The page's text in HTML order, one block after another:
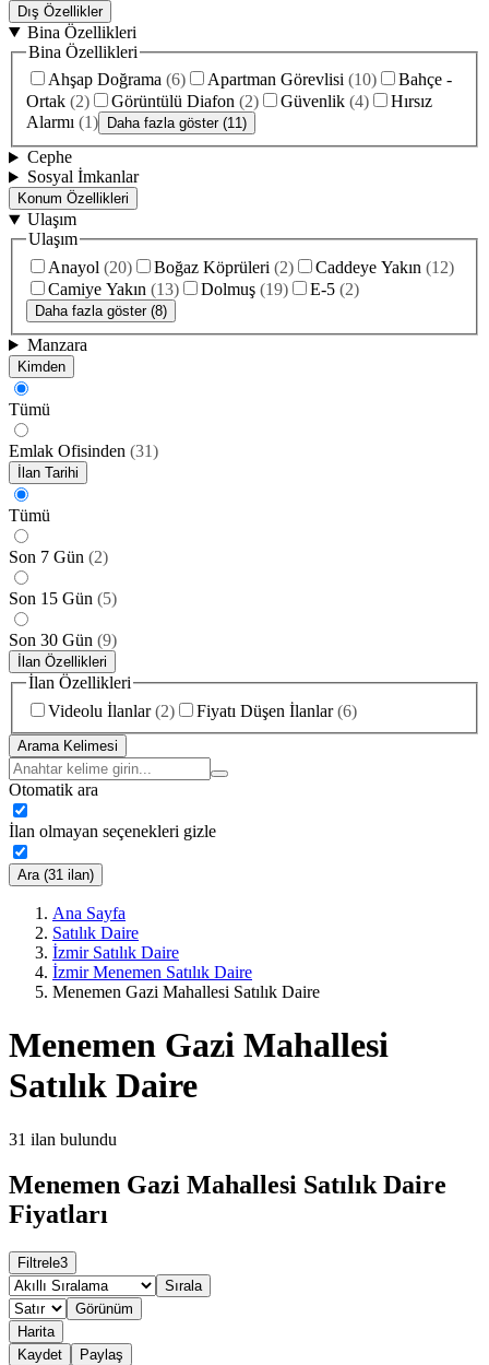
Dış Özellikler
Bina Özellikleri
Bina Özellikleri
Ahşap Doğrama (6) Apartman Görevlisi (10)
Bahçe -
Ortak (2) Görüntülü Diafon (2) Güvenlik (4)
Hırsız
Alarmı (1) Daha fazla göster (11)
Cephe
Sosyal İmkanlar
Konum Özellikleri
Ulaşım
Ulaşım
Anayol (20) Boğaz Köprüleri (2) Caddeye Yakın (12)
Camiye Yakın (13) Dolmuş (19) E-5 (2)
Daha fazla göster (8)
Manzara
Kimden
Tümü
Emlak Ofisinden (31)
İlan Tarihi
Tümü
Son 7 Gün (2)
Son 15 Gün (5)
Son 30 Gün (9)
İlan Özellikleri
İlan Özellikleri
Videolu İlanlar (2) Fiyatı Düşen İlanlar (6)
Arama Kelimesi
Otomatik ara
İlan olmayan seçenekleri gizle
Ara (31 ilan)
Ana Sayfa
Satılık Daire
İzmir Satılık Daire
İzmir Menemen Satılık Daire
Menemen Gazi Mahallesi Satılık Daire
Menemen Gazi Mahallesi
Satılık Daire
31 ilan bulundu
Menemen Gazi Mahallesi Satılık Daire
Fiyatları
Filtrele3
Sırala
Görünüm
Harita
Kaydet
Paylaş